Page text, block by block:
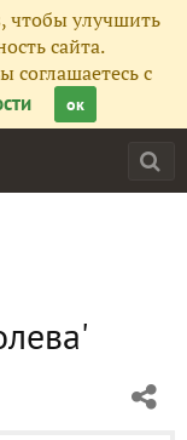
чтобы улучшить
сайта.
соглашаетесь с
ок